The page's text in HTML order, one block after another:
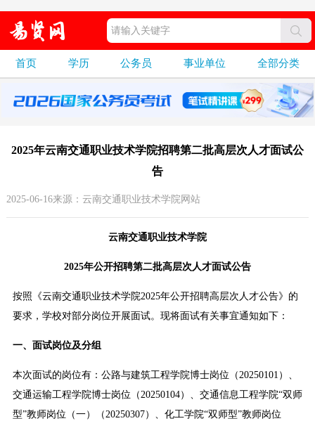
首页 学历 公务员 事业单位 全部分类
2025年云南交通职业技术学院招聘第二批高层次人才面试公
告
2025-06-16来源：云南交通职业技术学院网站
云南交通职业技术学院
2025年公开招聘第二批高层次人才面试公告
按照《云南交通职业技术学院2025年公开招聘高层次人才公告》的
要求，学校对部分岗位开展面试。现将面试有关事宜通知如下：
一、面试岗位及分组
本次面试的岗位有：公路与建筑工程学院博士岗位（20250101）、
交通运输工程学院博士岗位（20250104）、交通信息工程学院“双师
型”教师岗位（一）（20250307）、化工学院“双师型”教师岗位